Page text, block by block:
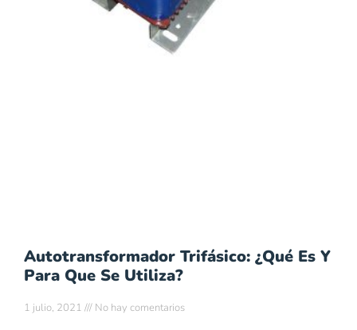
Autotransformador Trifásico: ¿Qué Es Y
Para Que Se Utiliza?
1 julio, 2021 No hay comentarios